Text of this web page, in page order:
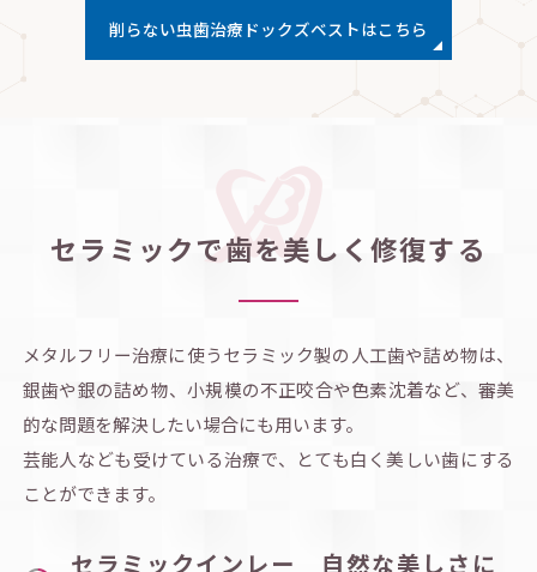
削らない虫歯治療ドックズベストはこちら
セラミックで歯を美しく修復する
メタルフリー治療に使うセラミック製の人工歯や詰め物は、
銀歯や銀の詰め物、小規模の不正咬合や色素沈着など、審美
的な問題を解決したい場合にも用います。
芸能人なども受けている治療で、とても白く美しい歯にする
ことができます。
セラミックインレー 自然な美しさに